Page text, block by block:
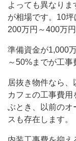
よっても異なり
が相場です。10
200万円～400万
準備資金が1,000
～50%までが工事
居抜き物件なら、
カフェの工事費
ぶとき、以前のオ
スも存在します。